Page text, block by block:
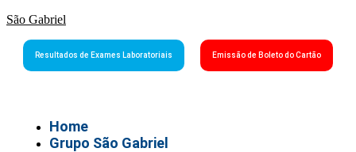
São Gabriel
Resultados de Exames Laboratoriais Emissão de Boleto do Cartão
Home
Grupo São Gabriel